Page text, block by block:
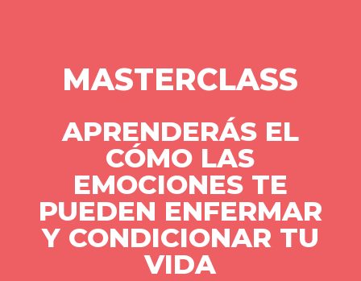
MASTERCLASS
APRENDERÁS EL
CÓMO LAS
EMOCIONES TE
PUEDEN ENFERMAR
Y CONDICIONAR TU
VIDA